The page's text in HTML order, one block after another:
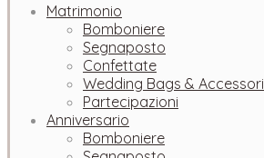
Matrimonio
Bomboniere
Segnaposto
Confettate
Wedding Bags & Accessori
Partecipazioni
Anniversario
Bomboniere